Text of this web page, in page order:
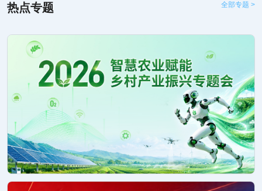
热点专题 全部专题 >